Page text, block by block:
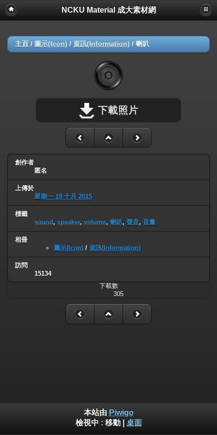
NCKU Material 成大素材網
主頁 / 圖示(Icon) / 資訊(Information) / 喇叭
下載照片
創作者
匿名
上傳於
星期一 19 十月 2015
標籤
sound , speaker, volume, 喇叭, 聲音, 音量
相冊
圖示(Icon) / 資訊(Information)
訪問
15134
下載數
305
本站由 Piwigo
檢視中 : 移動| 桌面